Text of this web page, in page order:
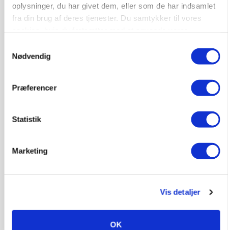
oplysninger, du har givet dem, eller som de har indsamlet
fra din brug af deres tjenester. Du samtykker til vores
Nødvendig
Præferencer
Statistik
Marketing
Vis detaljer
OK
Prisgab på 20 kroner pr. kg vokser: Polsk kylling